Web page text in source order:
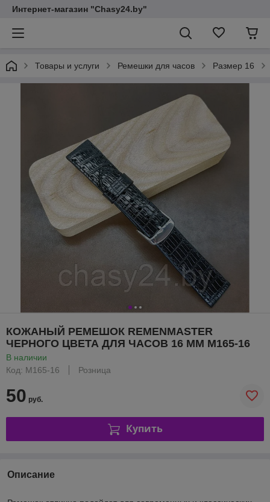
Интернет-магазин "Chasy24.by"
Товары и услуги Ремешки для часов Размер 16
КОЖАНЫЙ РЕМЕШОК REMENMASTER
ЧЕРНОГО ЦВЕТА ДЛЯ ЧАСОВ 16 ММ M165-16
В наличии
Код: M165-16
Розница
50 руб.
Купить
Описание